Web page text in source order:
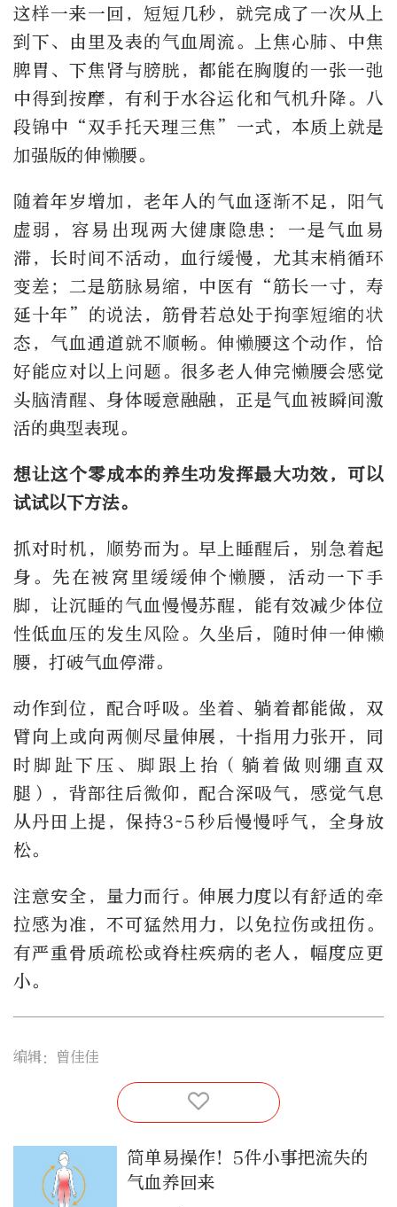
这样一来一回，短短几秒，就完成了一次从上
到下、由里及表的气血周流。上焦心肺、中焦
脾胃、下焦肾与膀胱，都能在胸腹的一张一弛
中得到按摩，有利于水谷运化和气机升降。八
段锦中“双手托天理三焦”一式，本质上就是
加强版的伸懒腰。
随着年岁增加，老年人的气血逐渐不足，阳气
虚弱，容易出现两大健康隐患：一是气血易
滞，长时间不活动，血行缓慢，尤其末梢循环
变差；二是筋脉易缩，中医有“筋长一寸，寿
延十年”的说法，筋骨若总处于拘挛短缩的状
态，气血通道就不顺畅。伸懒腰这个动作，恰
好能应对以上问题。很多老人伸完懒腰会感觉
头脑清醒、身体暖意融融，正是气血被瞬间激
活的典型表现。
想让这个零成本的养生功发挥最大功效，可以
试试以下方法。
抓对时机，顺势而为。早上睡醒后，别急着起
身。先在被窝里缓缓伸个懒腰，活动一下手
脚，让沉睡的气血慢慢苏醒，能有效减少体位
性低血压的发生风险。久坐后，随时伸一伸懒
腰，打破气血停滞。
动作到位，配合呼吸。坐着、躺着都能做，双
臂向上或向两侧尽量伸展，十指用力张开，同
时脚趾下压、脚跟上抬（躺着做则绷直双
腿），背部往后微仰，配合深吸气，感觉气息
从丹田上提，保持3~5秒后慢慢呼气，全身放
松。
注意安全，量力而行。伸展力度以有舒适的牵
拉感为准，不可猛然用力，以免拉伤或扭伤。
有严重骨质疏松或脊柱疾病的老人，幅度应更
小。
编辑：曾佳佳
简单易操作！5件小事把流失的
气血养回来